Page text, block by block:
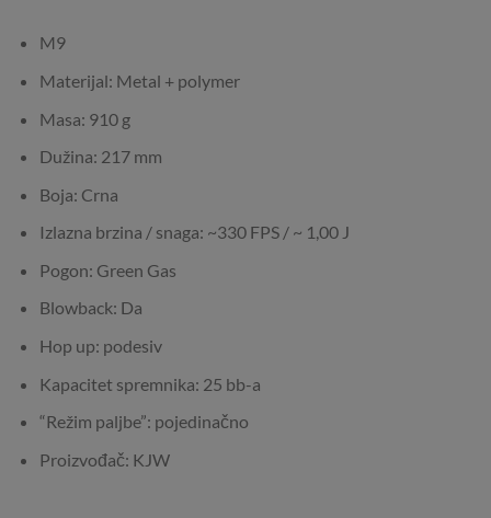
M9
Materijal: Metal + polymer
Masa: 910 g
Dužina: 217 mm
Boja: Crna
Izlazna brzina / snaga: ~330 FPS / ~ 1,00 J
Pogon: Green Gas
Blowback: Da
Hop up: podesiv
Kapacitet spremnika: 25 bb-a
“Režim paljbe”: pojedinačno
Proizvođač: KJW